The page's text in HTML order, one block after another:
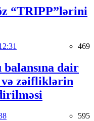
“TRIPP”lərini
469
dair
zəifliklərin
595